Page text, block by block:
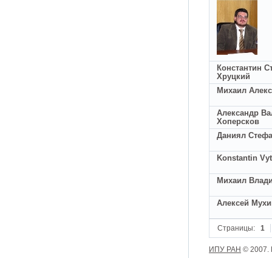
Константин
Хруцкий
Михаил
Александр
Хоперсков
Даниял
Konstantin
Михаил
Алексей
Страницы: 1
ИПУ РАН © 2007.